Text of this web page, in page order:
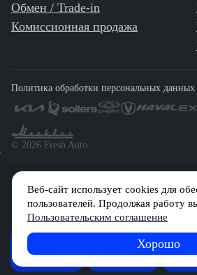
FRESH
News
Веб-сайт использует cookies для
пользователей. Продолжая работу
Пользовательским соглашение
Хорошо
Обмен / Trade-in
Комиссионная продажа
©️ 2026 Fresh Auto
Политика обработки персональных данных
Сетевое издание «Первый автомобильный
Решением Федеральной службы по надзору в сфере
технологий и массовых коммуникаций
29 декабря 2022 г.
Учредитель: Общество с ограниченной
Главный редактор: Камышникова Анастасия